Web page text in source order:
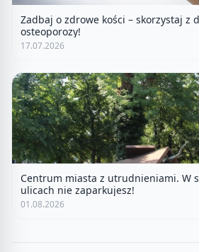
Zadbaj o zdrowe kości – skorzystaj z
osteoporozy!
17.07.2026
Centrum miasta z utrudnieniami. W
ulicach nie zaparkujesz!
01.08.2026